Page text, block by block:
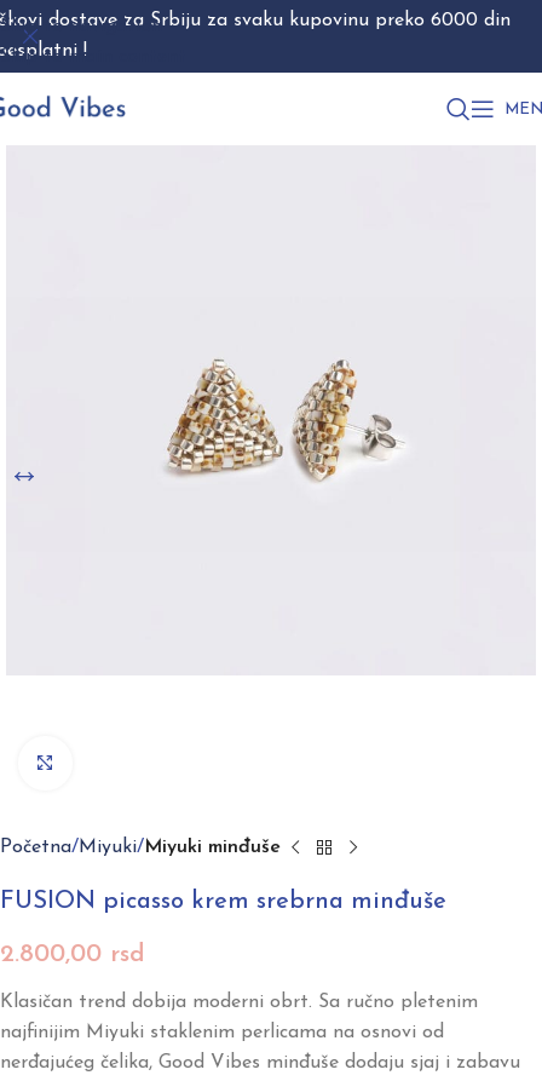
Skip to navigation
Skip to main content
Početna Miyuki Miyuki minđuše
FUSION picasso krem srebrna minđuše
2.800,00 rsd
Klasičan trend dobija moderni obrt. Sa ručno pletenim
najfinijim Miyuki staklenim perlicama na osnovi od
nerđajućeg čelika, Good Vibes minđuše dodaju sjaj i zabavu
dostave za Srbiju za svaku kupovinu preko 6000 din
!